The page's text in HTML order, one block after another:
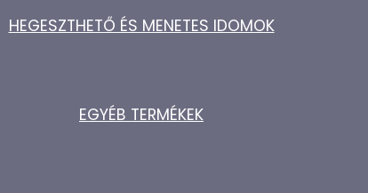
HEGESZTHETŐ ÉS MENETES IDOMOK
EGYÉB TERMÉKEK